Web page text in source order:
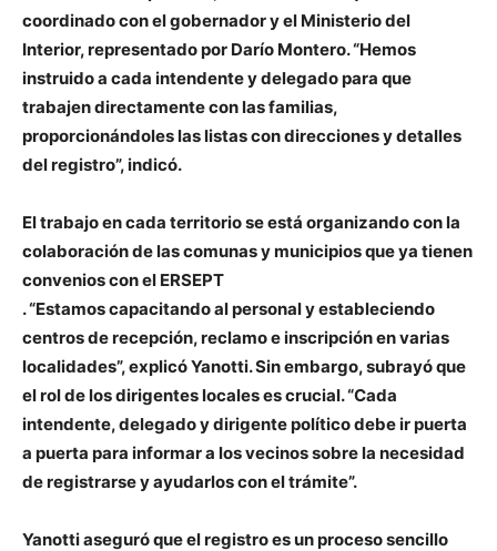
coordinado con el gobernador y el Ministerio del
Interior, representado por Darío Montero. “Hemos
instruido a cada intendente y delegado para que
trabajen directamente con las familias,
proporcionándoles las listas con direcciones y detalles
del registro”, indicó.
El trabajo en cada territorio se está organizando con la
colaboración de las comunas y municipios que ya tienen
convenios con el ERSEPT
. “Estamos capacitando al personal y estableciendo
centros de recepción, reclamo e inscripción en varias
localidades”, explicó Yanotti. Sin embargo, subrayó que
el rol de los dirigentes locales es crucial. “Cada
intendente, delegado y dirigente político debe ir puerta
a puerta para informar a los vecinos sobre la necesidad
de registrarse y ayudarlos con el trámite”.
Yanotti aseguró que el registro es un proceso sencillo